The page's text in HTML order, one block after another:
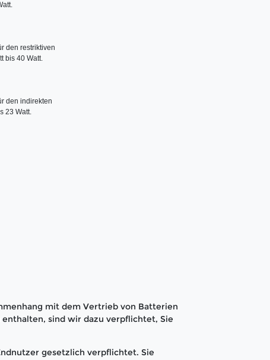
den restriktiven
bis 40 Watt.
den indirekten
23 Watt.
mit dem Vertrieb von Batterien
sind wir dazu verpflichtet, Sie
gesetzlich verpflichtet. Sie